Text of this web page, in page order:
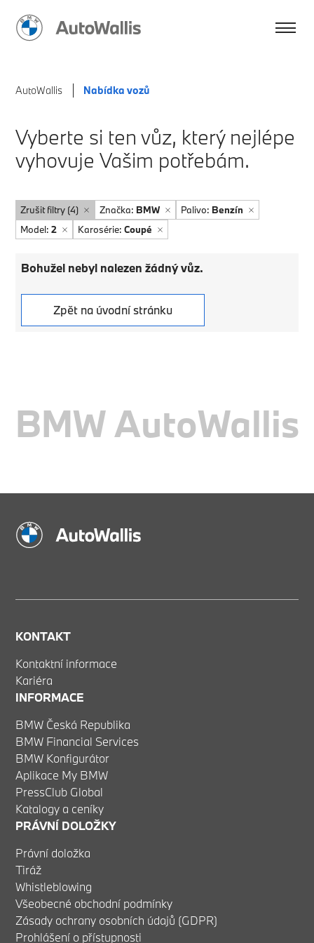
AutoWallis Nabídka vozů
Vyberte si ten vůz, který nejlépe
vyhovuje Vašim potřebám.
Zrušit filtry (4) Značka: BMW Palivo: Benzín
Model:2 Karosérie:Coupé
Bohužel nebyl nalezen žádný vůz.
Zpět na úvodní stránku
BMW AutoWallis
KONTAKT
Kontaktní informace
Kariéra
INFORMACE
BMW Česká Republika
BMW Financial Services
BMW Konfigurátor
Aplikace My BMW
PressClub Global
Katalogy a ceníky
PRÁVNÍ DOLOŽKY
Právní doložka
Tiráž
Whistleblowing
Všeobecné obchodní podmínky
Zásady ochrany osobních údajů (GDPR)
Prohlášení o přístupnosti